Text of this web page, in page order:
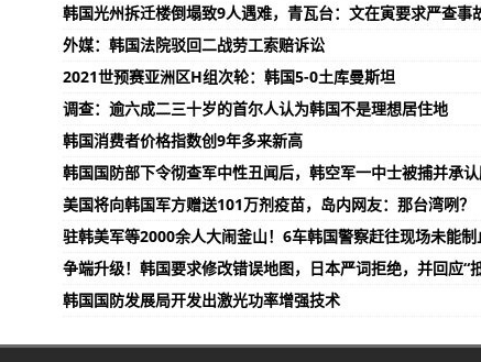
韩国光州拆迁楼倒塌致9人遇难，青瓦台：文在寅要求严查事
外媒：韩国法院驳回二战劳工索赔诉讼
2021世预赛亚洲区H组次轮：韩国5-0土库曼斯坦
调查：逾六成二三十岁的首尔人认为韩国不是理想居住地
韩国消费者价格指数创9年多来新高
韩国国防部下令彻查军中性丑闻后，韩空军一中士被捕并承
美国将向韩国军方赠送101万剂疫苗，岛内网友：那台湾咧？
驻韩美军等2000余人大闹釜山！6车韩国警察赶往现场未能制
争端升级！韩国要求修改错误地图，日本严词拒绝，并回应“
韩国国防发展局开发出激光功率增强技术